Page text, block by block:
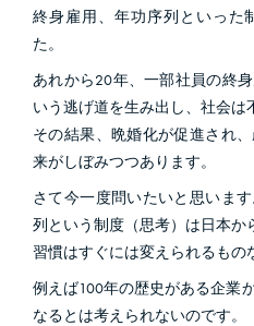
終身雇用、年功序列といった
た。
あれから20年、一部社員の終
いう逃げ道を生み出し、社会は
その結果、晩婚化が促進され
来がしぼみつつあります。
さて今一度問いたいと思いま
列という制度（思考）は日本か
習慣はすぐには変えられるもの
例えば100年の歴史がある企業
なるとは考えられないのです。